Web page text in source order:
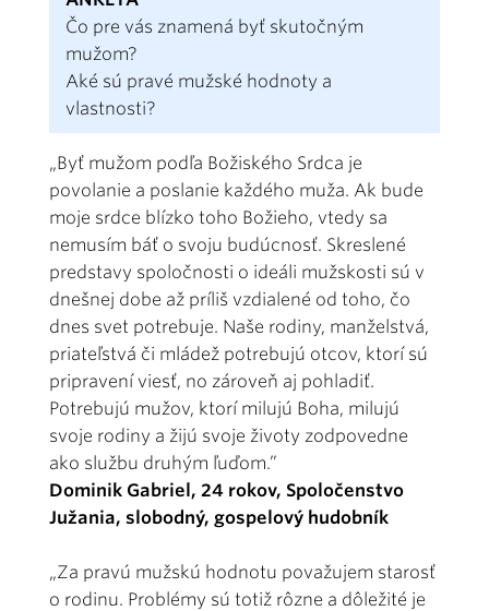
Čo pre vás znamená byť skutočným
mužom?
Aké sú pravé mužské hodnoty a
vlastnosti?
„Byť mužom podľa Božiského Srdca je
povolanie a poslanie každého muža. Ak bude
moje srdce blízko toho Božieho, vtedy sa
nemusím báť o svoju budúcnosť. Skreslené
predstavy spoločnosti o ideáli mužskosti sú v
dnešnej dobe až príliš vzdialené od toho, čo
dnes svet potrebuje. Naše rodiny, manželstvá,
priateľstvá či mládež potrebujú otcov, ktorí sú
pripravení viesť, no zároveň aj pohladiť.
Potrebujú mužov, ktorí milujú Boha, milujú
svoje rodiny a žijú svoje životy zodpovedne
ako službu druhým ľuďom.”
Dominik Gabriel, 24 rokov, Spoločenstvo
Južania, slobodný, gospelový hudobník
„Za pravú mužskú hodnotu považujem starosť
o rodinu. Problémy sú totiž rôzne a dôležité je